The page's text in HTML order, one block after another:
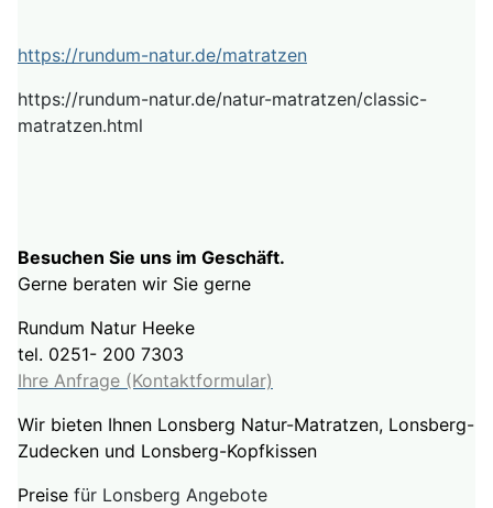
https://rundum-natur.de/matratzen
https://rundum-natur.de/natur-matratzen/classic-
matratzen.html
Besuchen Sie uns im Geschäft.
Gerne beraten wir Sie gerne
Rundum Natur Heeke
tel. 0251- 200 7303
Ihre Anfrage (Kontaktformular)
Wir bieten Ihnen Lonsberg Natur-Matratzen, Lonsberg-
Zudecken und Lonsberg-Kopfkissen
Preise für Lonsberg Angebote